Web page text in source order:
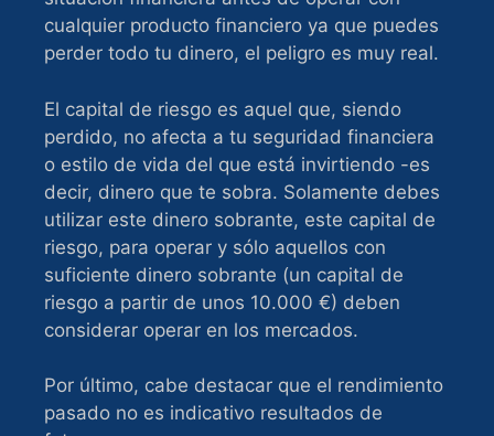
cualquier producto financiero ya que puedes
perder todo tu dinero, el peligro es muy real.
El capital de riesgo es aquel que, siendo
perdido, no afecta a tu seguridad financiera
o estilo de vida del que está invirtiendo -es
decir, dinero que te sobra. Solamente debes
utilizar este dinero sobrante, este capital de
riesgo, para operar y sólo aquellos con
suficiente dinero sobrante (un capital de
riesgo a partir de unos 10.000 €) deben
considerar operar en los mercados.
Por último, cabe destacar que el rendimiento
pasado no es indicativo resultados de